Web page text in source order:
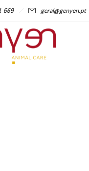
669 geral@genyen.pt